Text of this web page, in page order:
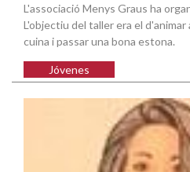
L'associació Menys Graus ha
L'objectiu del taller era el
cuina i passar una bona estona.
Jóvenes